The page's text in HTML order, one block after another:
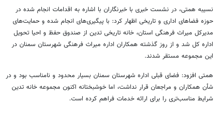
نسیبه همتی، در نشست خبری با خبرنگاران با اشاره به اقدامات انجام شده در
حوزه فضاهای اداری و تاریخی اظهار کرد: با پیگیری‌های انجام شده و حمایت‌های
مدیرکل میراث فرهنگی استان، خانه تاریخی تدین از صندوق حفظ و احیا تحویل
اداره کل شد و از روز گذشته همکاران اداره میراث فرهنگی شهرستان سمنان در
این مجموعه مستقر شدند.
همتی افزود: فضای قبلی اداره شهرستان سمنان بسیار محدود و نامناسب بود و در
شأن همکاران و مراجعان قرار نداشت، اما خوشبختانه اکنون مجموعه خانه تدین
شرایط مناسب‌تری را برای ارائه خدمات فراهم کرده است.